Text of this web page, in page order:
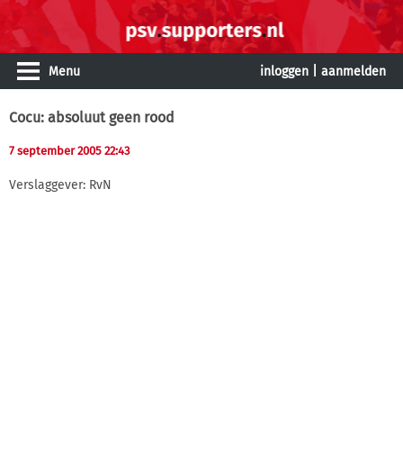
Menu inloggen aanmelden
Cocu: absoluut geen rood
7 september 2005 22:43
Verslaggever: RvN